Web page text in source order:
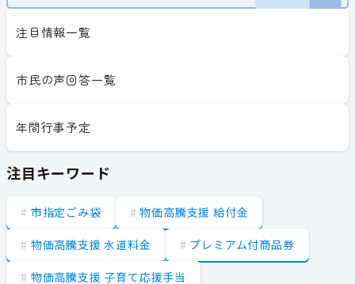
注目情報一覧
市民の声回答一覧
年間行事予定
注目キーワード
市指定ごみ袋 物価高騰支援 給付金
物価高騰支援 水道料金 プレミアム付商品券
物価高騰支援 子育て応援手当